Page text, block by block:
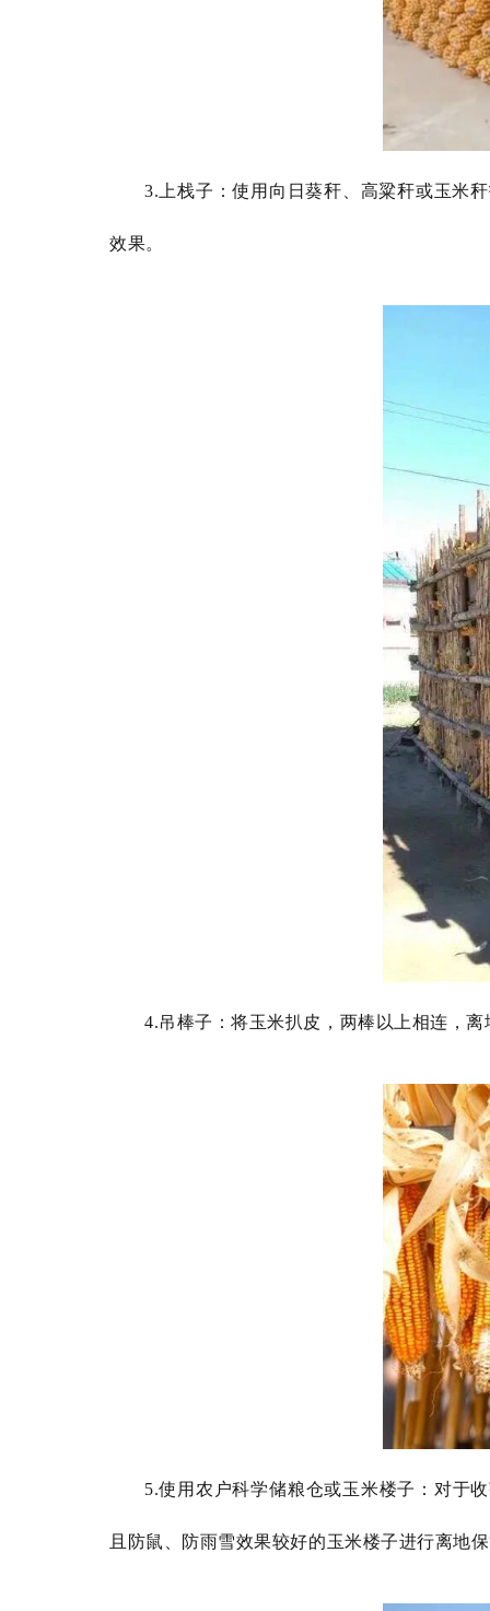
3.上栈子：使用向日葵秆、高粱秆或玉米
效果。
4.吊棒子：将玉米扒皮，两棒以上相连，
5.使用农户科学储粮仓或玉米楼子：对于
且防鼠、防雨雪效果较好的玉米楼子进行离地